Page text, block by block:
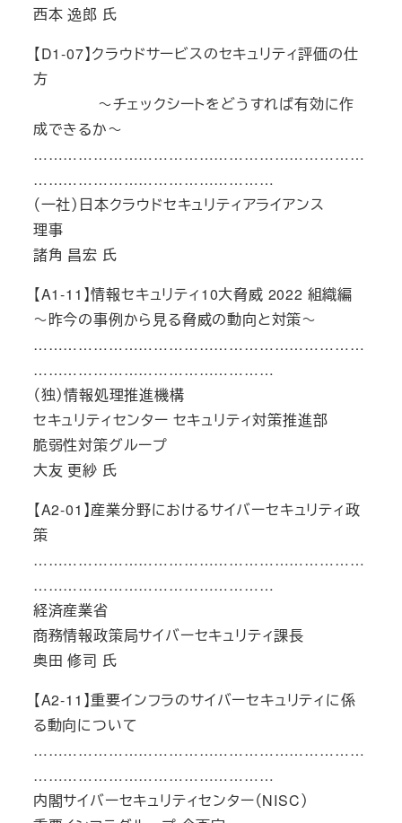
西本 逸郎 氏
【D1-07】クラウドサービスのセキュリティ評価の仕
方
～チェックシートをどうすれば有効に作
成できるか～
…………………………………………………………
…………………………………………
（一社）日本クラウドセキュリティアライアンス
理事
諸角 昌宏 氏
【A1-11】情報セキュリティ10大脅威 2022 組織編
～昨今の事例から見る脅威の動向と対策～
…………………………………………………………
…………………………………………
（独）情報処理推進機構
セキュリティセンター セキュリティ対策推進部
脆弱性対策グループ
大友 更紗 氏
【A2-01】産業分野におけるサイバーセキュリティ政
策
…………………………………………………………
…………………………………………
経済産業省
商務情報政策局サイバーセキュリティ課長
奥田 修司 氏
【A2-11】重要インフラのサイバーセキュリティに係
る動向について
…………………………………………………………
…………………………………………
内閣サイバーセキュリティセンター（NISC）